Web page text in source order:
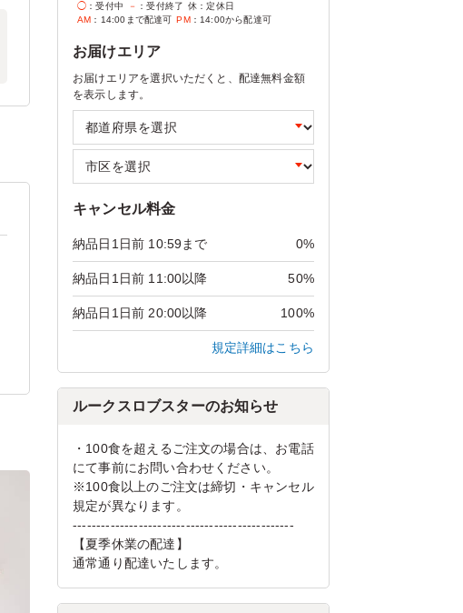
◯ ：受付中 － ：受付終了 休 ：定休日
AM ：14:00まで配達可 PM：14:00から配達可
お届けエリア
お届けエリアを選択いただくと、配達無料金額
を表示します。
キャンセル料金
納品日1日前 10:59まで 0%
納品日1日前 11:00以降 50%
納品日1日前 20:00以降 100%
規定詳細はこちら
ルークスロブスターのお知らせ
・100食を超えるご注文の場合は、お電話
にて事前にお問い合わせください。
※100食以上のご注文は締切・キャンセル
規定が異なります。
-----------------------------------------------
【夏季休業の配達】
通常通り配達いたします。